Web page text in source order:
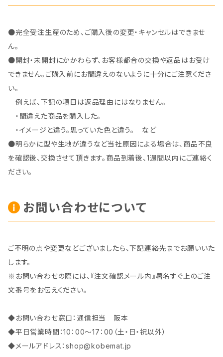
●完全受注生産のため、ご購入後の変更・キャンセルはできませ
ん。
●開封・未開封にかかわらず、お客様都合の交換や返品はお受け
できません。ご購入前にお間違えのないように十分にご注意くださ
い。
例えば、下記の項目は返品理由にはなりません。
・間違えた商品を購入した。
・イメージと違う。思っていた色と違う。 など
●明らかに型や生地が違うなど当社原因による場合は、商品不良
を確認後、交換させて頂きます。商品到着後、1週間以内にご連絡く
ださい。
お問い合わせについて
ご不明の点や変更などございましたら、下記連絡先までお願いいた
します。
※お問い合わせの際には、『注文確認メール内』署名すぐ上のご注
文番号をお伝えください。
◆お問い合わせ窓口：通信担当 阪本
◆平日営業時間：10：00～17：00（土・日・祝以外）
◆メールアドレス：shop@kobemat.jp